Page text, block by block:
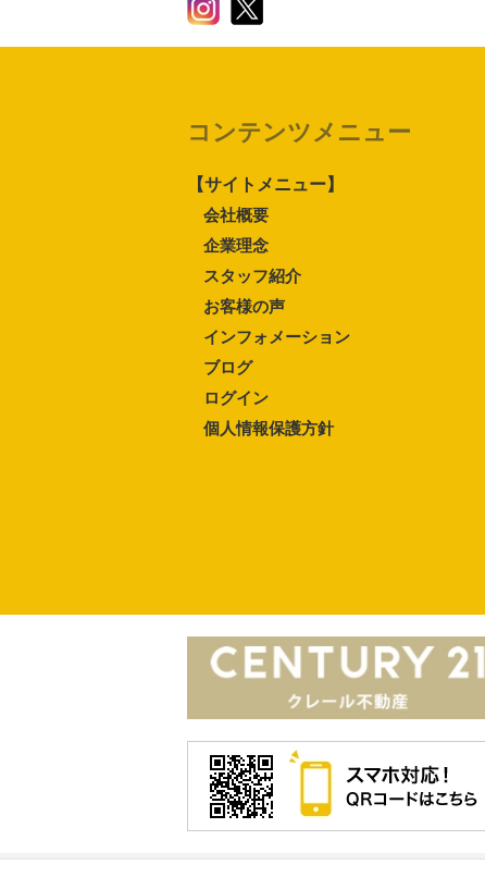
コンテンツメニュー
【サイトメニュー】
会社概要
企業理念
スタッフ紹介
お客様の声
インフォメーション
ブログ
ログイン
個人情報保護方針